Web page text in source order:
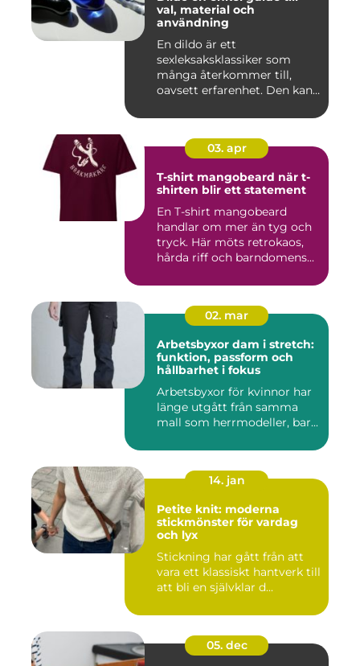
val, material och
användning
En dildo är ett
sexleksaksklassiker som
många återkommer till,
oavsett erfarenhet. Den kan
03. apr
T-shirt mangobeard när t-
shirten blir ett statement
En T-shirt mangobeard
handlar om mer än tyg och
tryck. Här möts retrokaos,
hårda riff och barndomens...
02. mar
Arbetsbyxor dam i stretch:
funktion, passform och
hållbarhet i fokus
Arbetsbyxor för kvinnor har
länge utgått från samma
mall som herrmodeller, bar...
14. jan
Petite knit: moderna
stickmönster för vardag
och lyx
Stickning har gått från att
vara ett klassiskt hantverk till
att bli en självklar d...
05. dec